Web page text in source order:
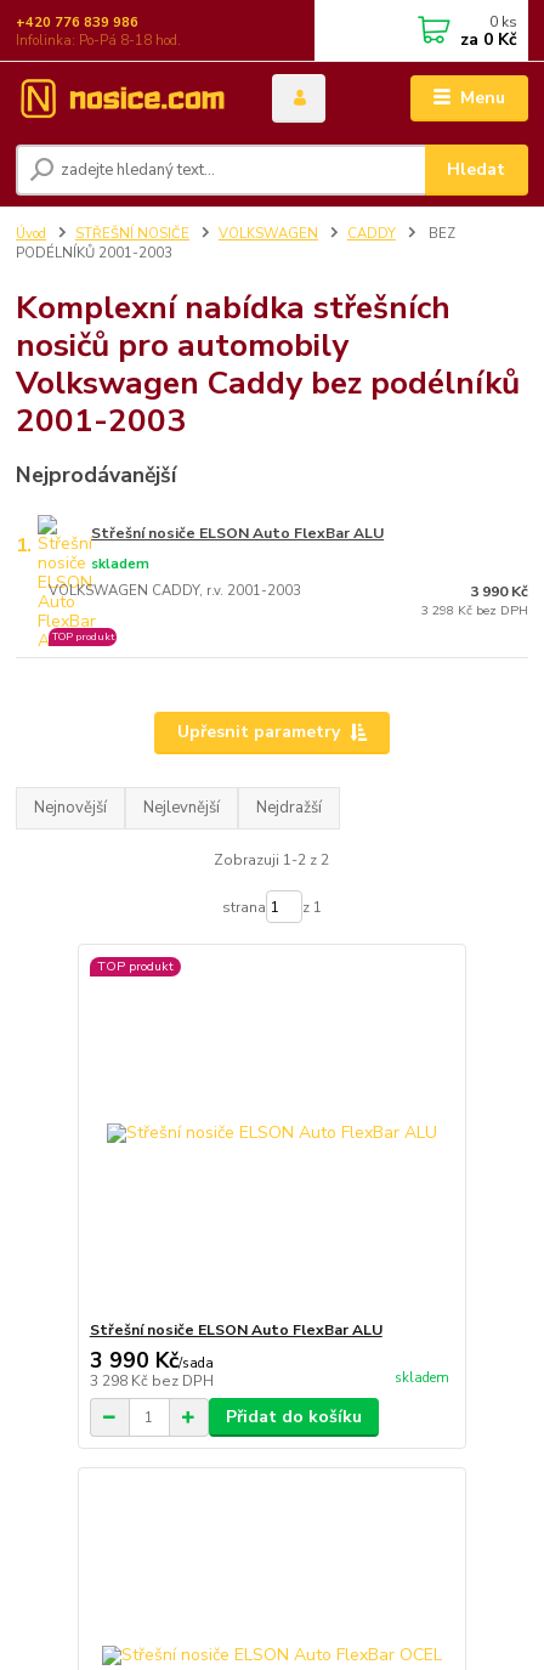
Menu
Hledat
+420 776 839 986
Infolinka: Po-Pá 8-18 hod.
0 ks
za 0 Kč
Úvod STŘEŠNÍ NOSIČE VOLKSWAGEN CADDY
BEZ
PODÉLNÍKŮ 2001-2003
Komplexní nabídka střešních
nosičů pro automobily
Volkswagen Caddy bez podélníků
2001-2003
Nejprodávanější
1. Střešní nosiče ELSON Auto FlexBar ALU
VOLKSWAGEN CADDY, r.v. 2001-2003
skladem
TOP produkt
3 990 Kč
3 298 Kč bez DPH
Upřesnit parametry
Nejnovější Nejlevnější Nejdražší
Zobrazuji 1-2 z 2
strana z 1
TOP produkt
Střešní nosiče ELSON Auto FlexBar ALU
3 990 Kč/sada
3 298 Kč bez DPH skladem
Přidat do košíku